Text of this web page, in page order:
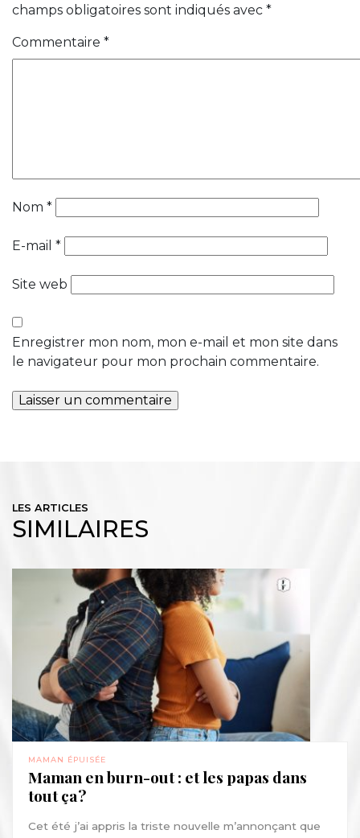
champs obligatoires sont indiqués avec *
Commentaire *
Nom *
E-mail *
Site web
Enregistrer mon nom, mon e-mail et mon site dans
le navigateur pour mon prochain commentaire.
LES ARTICLES
SIMILAIRES
MAMAN ÉPUISÉE
Maman en burn-out : et les papas dans
tout ça ?
Cet été j’ai appris la triste nouvelle m’annonçant que